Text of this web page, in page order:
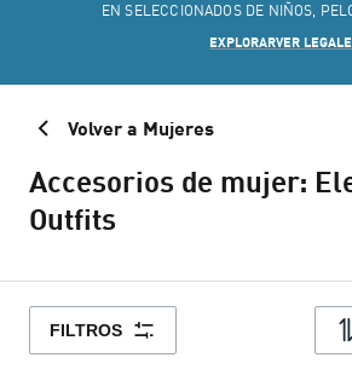
EN SELECCIONADOS DE NIÑOS,
EXPLORARVER
Volver a Mujeres
Accesorios de mujer:
Outfits
FILTROS